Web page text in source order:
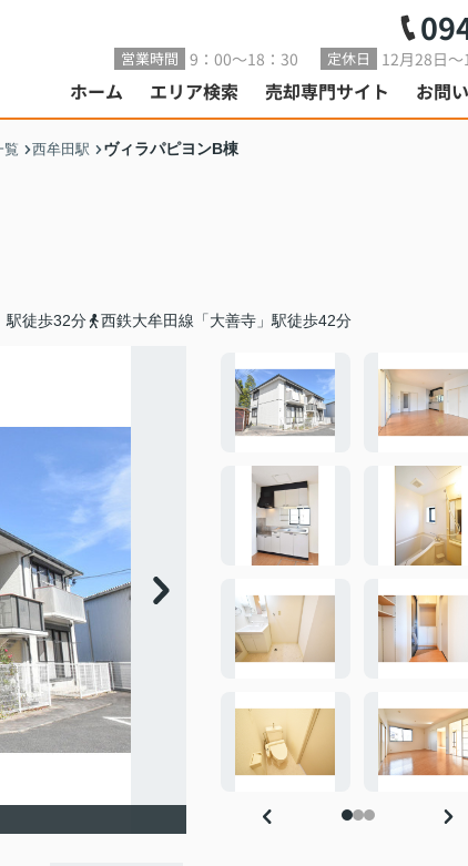
営業時間 9：00～18：30 定休日 12月28日
ホーム エリア検索 売却専門サイト お問
覧 西牟田駅 ヴィラパピヨンB棟
駅徒歩32分 西鉄大牟田線「大善寺」駅徒歩42分